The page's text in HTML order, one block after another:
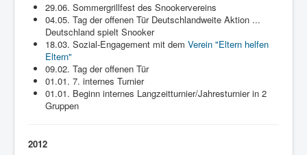
29.06. Sommergrillfest des Snookervereins
04.05. Tag der offenen Tür Deutschlandweite Aktion ...
Deutschland spielt Snooker
18.03. Sozial-Engagement mit dem Verein "Eltern helfen
Eltern"
09.02. Tag der offenen Tür
01.01. 7. internes Turnier
01.01. Beginn internes Langzeitturnier/Jahresturnier in 2
Gruppen
2012